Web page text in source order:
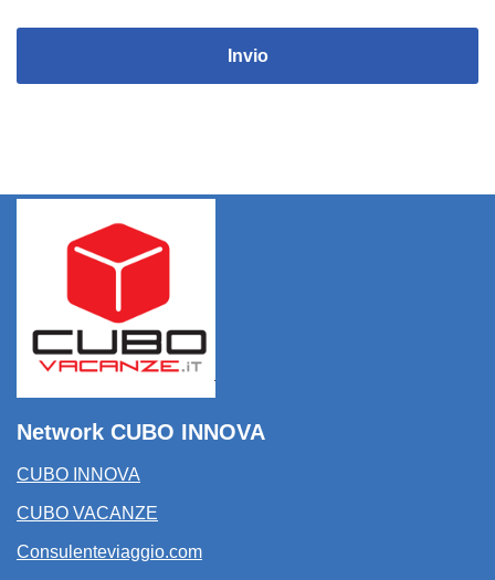
Invio
Network CUBO INNOVA
CUBO INNOVA
CUBO VACANZE
Consulenteviaggio.com